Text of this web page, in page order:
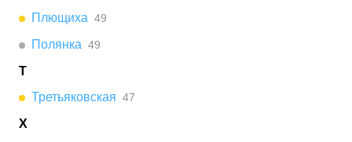
Плющиха 49
Полянка 49
Т
Третьяковская 47
Х